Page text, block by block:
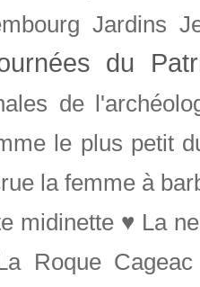
Jardins
du
de
le plus petit
la femme à
midinette ♥ La
Roque Cageac